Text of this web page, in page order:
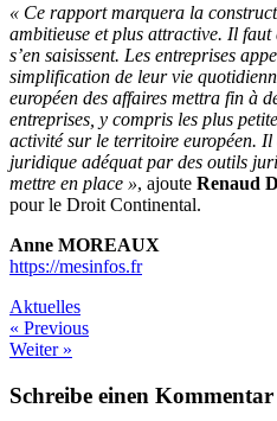
« Ce rapport marquera la
ambitieuse et plus attractive. Il faut
s’en saisissent. Les entreprises
simplification de leur vie
européen des affaires mettra fin à
entreprises, y compris les plus
activité sur le territoire européen.
juridique adéquat par des outils
mettre en place », ajoute Renaud
pour le Droit Continental.
Anne MOREAUX
https://mesinfos.fr
Aktuelles
Beitragsnavigation
« Previous
Weiter »
Schreibe einen Kommentar